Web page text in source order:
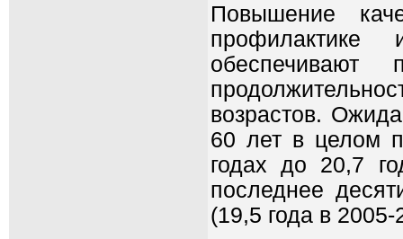
Повышение
профилактике
обеспечивают
возрастов.
60 лет в целом
годах до 20,7
последнее
(19,5 года в